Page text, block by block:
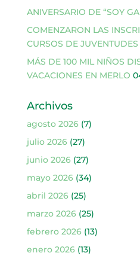
ANIVERSARIO DE “SOY
COMENZARON LAS
CURSOS DE JUVENTUDES
MÁS DE 100 MIL NIÑOS
VACACIONES EN MERLO
Archivos
agosto 2026(7)
julio 2026(27)
junio 2026(27)
mayo 2026(34)
abril 2026(25)
marzo 2026(25)
febrero 2026(13)
enero 2026(13)